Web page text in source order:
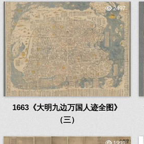
2497
1663《大明九边万国人迹全图》
（三）